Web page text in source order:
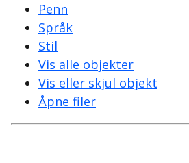
Penn
Språk
Stil
Vis alle objekter
Vis eller skjul objekt
Åpne filer